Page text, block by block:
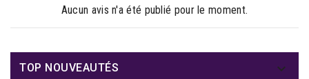
Aucun avis n'a été publié pour le moment.
TOP NOUVEAUTÉS 